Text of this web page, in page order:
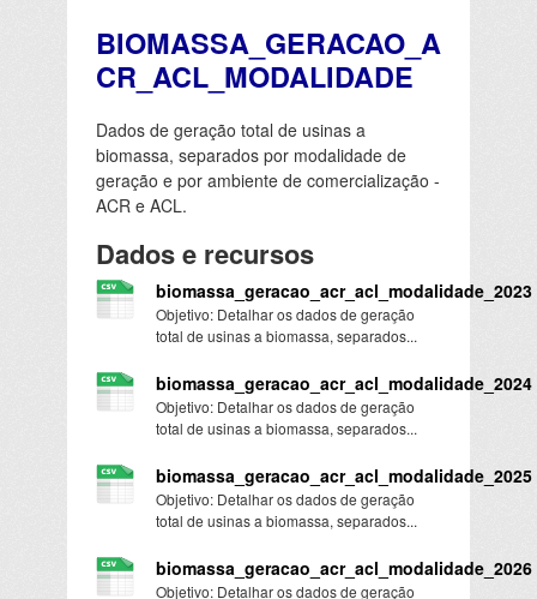
BIOMASSA_GERACAO_A
CR_ACL_MODALIDADE
Dados de geração total de usinas a
biomassa, separados por modalidade de
geração e por ambiente de comercialização -
ACR e ACL.
Dados e recursos
biomassa_geracao_acr_acl_modalidade_2023
Objetivo: Detalhar os dados de geração
total de usinas a biomassa, separados...
biomassa_geracao_acr_acl_modalidade_2024
Objetivo: Detalhar os dados de geração
total de usinas a biomassa, separados...
biomassa_geracao_acr_acl_modalidade_2025
Objetivo: Detalhar os dados de geração
total de usinas a biomassa, separados...
biomassa_geracao_acr_acl_modalidade_2026
Objetivo: Detalhar os dados de geração